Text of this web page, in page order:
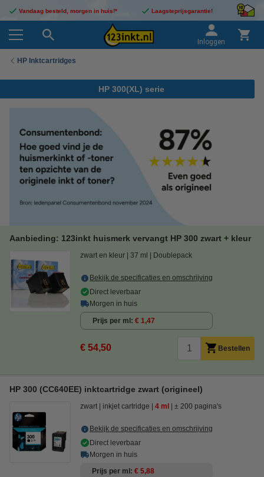
Vandaag besteld, morgen in huis!* Laagsteprijsgarantie!
Inloggen
HP Inktcartridges
HP 300(XL) serie
Aanbieding: 123inkt huismerk vervangt HP 300 zwart + kleur
zwart en kleur 37 ml Doublepack
Bekijk de specificaties en omschrijving
Direct leverbaar
Morgen in huis
Prijs per ml € 1,47
€ 54,50 Bestellen
HP 300 (CC640EE) inktcartridge zwart (origineel)
zwart inkjet cartridge 4 ml ± 200 pagina's
Bekijk de specificaties en omschrijving
Direct leverbaar
Morgen in huis
Prijs per ml
€ 5,88